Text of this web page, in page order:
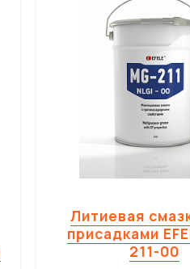
Литиевая
присадками
211-00